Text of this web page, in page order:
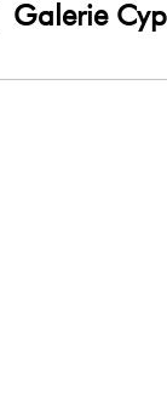
Galerie